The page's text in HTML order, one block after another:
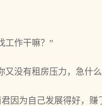
工作干嘛？”
又没有租房压力，急什
因为自己发展得好，